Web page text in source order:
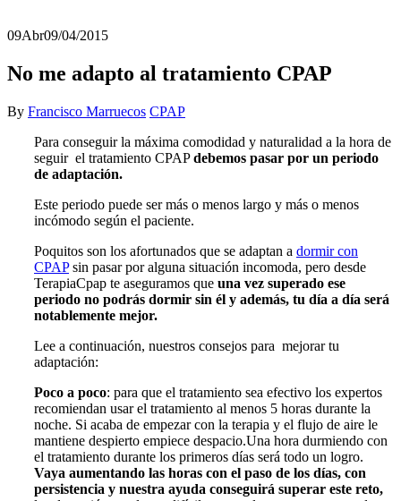
09Abr09/04/2015
No me adapto al tratamiento CPAP
By Francisco Marruecos CPAP
Para conseguir la máxima comodidad y naturalidad a la hora de
seguir el tratamiento CPAPdebemos pasar por un periodo
de adaptación.
Este periodo puede ser más o menos largo y más o menos
incómodo según el paciente.
Poquitos son los afortunados que se adaptan a dormir con
CPAPsin pasar por alguna situación incomoda, pero desde
TerapiaCpap te aseguramos que una vez superado ese
periodo no podrás dormir sin él y además, tu día a día será
notablemente mejor.
Lee a continuación, nuestros consejos para mejorar tu
adaptación:
Poco a poco: para que el tratamiento sea efectivo los expertos
recomiendan usar el tratamiento al menos 5 horas durante la
noche. Si acaba de empezar con la terapia y el flujo de aire le
mantiene despierto empiece despacio.Una hora durmiendo con
el tratamiento durante los primeros días será todo un logro.
Vaya aumentando las horas con el paso de los días, con
persistencia y nuestra ayuda conseguirá superar este reto,